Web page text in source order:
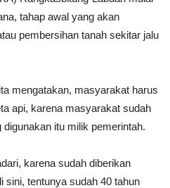
tahap awal yang akan
pembersihan tanah sekitar jalu
mengatakan, masyarakat harus
api, karena masyarakat sudah
itu milik pemerintah.
karena sudah diberikan
sini, tentunya sudah 40 tahun